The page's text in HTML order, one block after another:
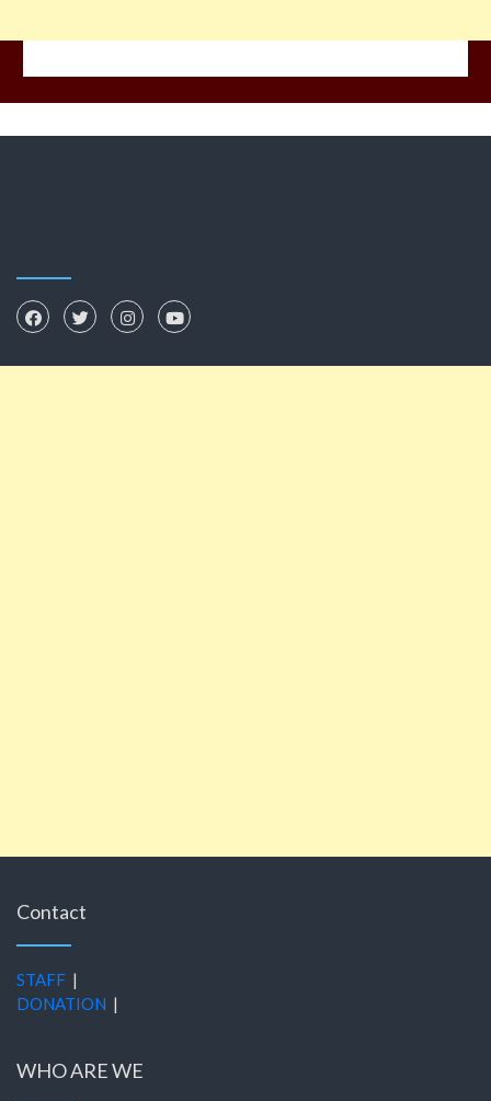
Contact
STAFF |
DONATION |
WHO ARE WE